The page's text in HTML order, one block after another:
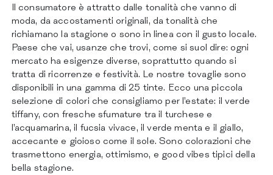
Il consumatore è attratto dalle tonalità che vanno di
moda, da accostamenti originali, da tonalità che
richiamano la stagione o sono in linea con il gusto locale.
Paese che vai, usanze che trovi, come si suol dire: ogni
mercato ha esigenze diverse, soprattutto quando si
tratta di ricorrenze e festività. Le nostre tovaglie sono
disponibili in una gamma di 25 tinte. Ecco una piccola
selezione di colori che consigliamo per l’estate: il verde
tiffany, con fresche sfumature tra il turchese e
l’acquamarina, il fucsia vivace, il verde menta e il giallo,
accecante e gioioso come il sole. Sono colorazioni che
trasmettono energia, ottimismo, e good vibes tipici della
bella stagione.